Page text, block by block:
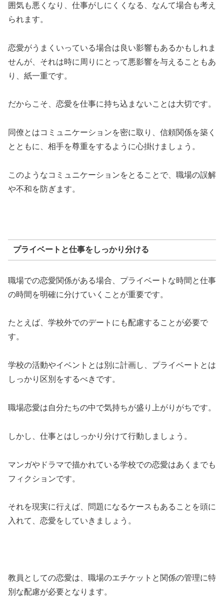
囲気も悪くなり、仕事がしにくくなる、なんて場合も考え
られます。
恋愛がうまくいっている場合は良い影響もあるかもしれま
せんが、それは時に周りにとって悪影響を与えることもあ
り、紙一重です。
だからこそ、恋愛を仕事に持ち込まないことは大切です。
同僚とはコミュニケーションを密に取り、信頼関係を築く
とともに、相手を尊重をするように心掛けましょう。
このようなコミュニケーションをとることで、職場の誤解
や不和を防ぎます。
プライベートと仕事をしっかり分ける
職場での恋愛関係がある場合、プライベートな時間と仕事
の時間を明確に分けていくことが重要です。
たとえば、学校外でのデートにも配慮することが必要で
す。
学校の活動やイベントとは別に計画し、プライベートとは
しっかり区別をするべきです。
職場恋愛は自分たちの中で気持ちが盛り上がりがちです。
しかし、仕事とはしっかり分けて行動しましょう。
マンガやドラマで描かれている学校での恋愛はあくまでも
フィクションです。
それを現実に行えば、問題になるケースもあることを頭に
入れて、恋愛をしていきましょう。
教員としての恋愛は、職場のエチケットと関係の管理に特
別な配慮が必要となります。